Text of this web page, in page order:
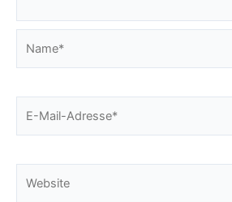
Mail-